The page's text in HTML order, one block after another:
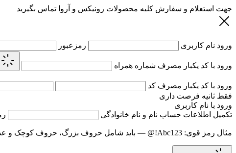
جهت استعلام و سفارش کلیه محصولات رونیکس و آروا تماس بگیرید
ورود نام کاربری رمزعبور
ورود با کد یکبار مصرف شماره همراه
ورود با کد یکبار مصرف کد
فقط ثانیه فرصت داری
ورود با نام کاربری
تکمیل اطلاعات حساب نام و نام خانوادگی
مثال رمز قوی: Abc123!@ — باید شامل حروف بزرگ، حروف کوچک و عدد باشد و حداقل ۸